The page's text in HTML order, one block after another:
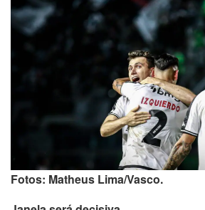
Fotos: Matheus Lima/Vasco.